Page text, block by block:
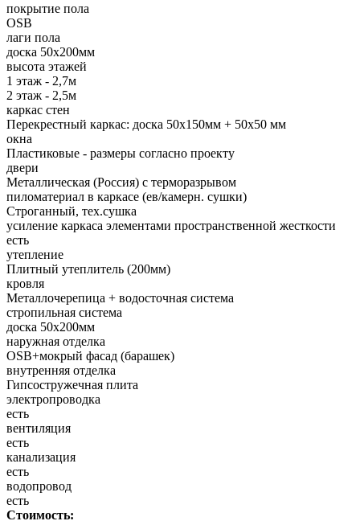
покрытие пола
OSB
лаги пола
доска 50х200мм
высота этажей
1 этаж - 2,7м
2 этаж - 2,5м
каркас стен
Перекрестный каркас: доска 50х150мм + 50х50 мм
окна
Пластиковые - размеры согласно проекту
двери
Металлическая (Россия) с терморазрывом
пиломатериал в каркасе (ев/камерн. сушки)
Строганный, тех.сушка
усиление каркаса элементами пространственной жесткости
есть
утепление
Плитный утеплитель (200мм)
кровля
Металлочерепица + водосточная система
стропильная система
доска 50х200мм
наружная отделка
OSB+мокрый фасад (барашек)
внутренняя отделка
Гипсостружечная плита
электропроводка
есть
вентиляция
есть
канализация
есть
водопровод
есть
Стоимость: